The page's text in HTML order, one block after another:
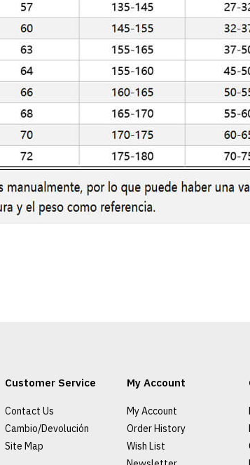
Customer Service
Contact Us
Cambio/Devolución
Site Map
My Account
My Account
Order History
Wish List